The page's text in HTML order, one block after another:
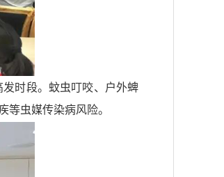
时段。蚊虫叮咬、户外蜱
虫媒传染病风险。